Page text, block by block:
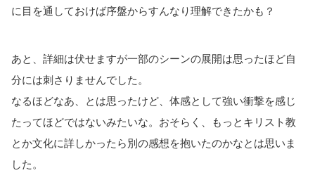
に目を通しておけば序盤からすんなり理解できたかも？
あと、詳細は伏せますが一部のシーンの展開は思ったほど自
分には刺さりませんでした。
なるほどなあ、とは思ったけど、体感として強い衝撃を感じ
たってほどではないみたいな。おそらく、もっとキリスト教
とか文化に詳しかったら別の感想を抱いたのかなとは思いま
した。